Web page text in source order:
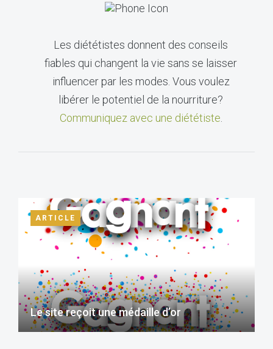
Les diététistes donnent des conseils
fiables qui changent la vie sans se laisser
influencer par les modes. Vous voulez
libérer le potentiel de la nourriture?
Communiquez avec une diététiste
ARTICLE
Le site reçoit une médaille d’or